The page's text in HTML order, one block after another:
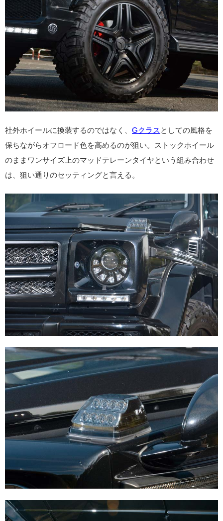
社外ホイールに換装するのではなく、 Gクラス としての風格を
保ちながらオフロード色を高めるのが狙い。ストックホイール
のままワンサイズ上のマッドテレーンタイヤという組み合わせ
は、狙い通りのセッティングと言える。